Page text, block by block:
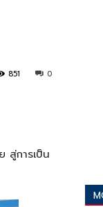
0
851
สู่การเป็น